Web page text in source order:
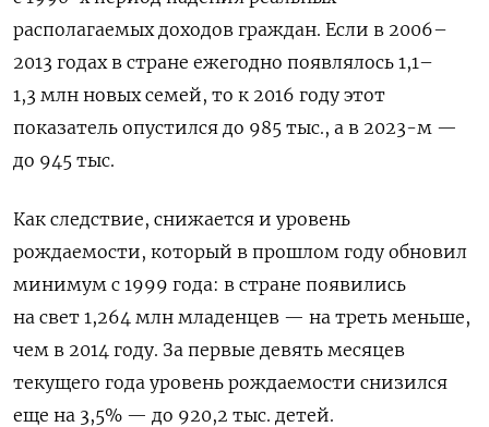
располагаемых доходов граждан. Если в 2006–
2013 годах в стране ежегодно появлялось 1,1–
1,3 млн новых семей, то к 2016 году этот
показатель опустился до 985 тыс., а в 2023-м —
до 945 тыс.
Как следствие, снижается и уровень
рождаемости, который в прошлом году обновил
минимум с 1999 года: в стране появились
на свет 1,264 млн младенцев — на треть меньше,
чем в 2014 году. За первые девять месяцев
текущего года уровень рождаемости снизился
еще на 3,5% — до 920,2 тыс. детей.